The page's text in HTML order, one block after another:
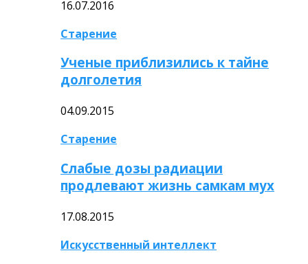
16.07.2016
Старение
Ученые приблизились к тайне
долголетия
04.09.2015
Старение
Слабые дозы радиации
продлевают жизнь самкам мух
17.08.2015
Искусственный интеллект